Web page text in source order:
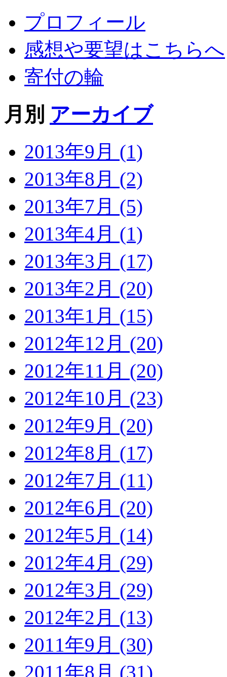
プロフィール
感想や要望はこちらへ
寄付の輪
月別 アーカイブ
2013年9月 (1)
2013年8月 (2)
2013年7月 (5)
2013年4月 (1)
2013年3月 (17)
2013年2月 (20)
2013年1月 (15)
2012年12月 (20)
2012年11月 (20)
2012年10月 (23)
2012年9月 (20)
2012年8月 (17)
2012年7月 (11)
2012年6月 (20)
2012年5月 (14)
2012年4月 (29)
2012年3月 (29)
2012年2月 (13)
2011年9月 (30)
2011年8月 (31)